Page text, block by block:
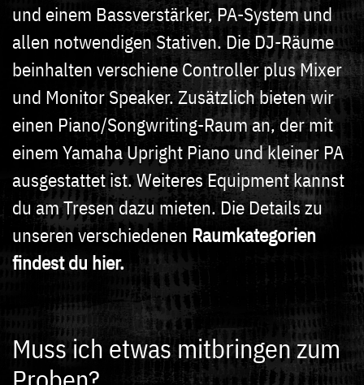
und einem Bassverstärker, PA-System und
allen notwendigen Stativen. Die DJ-Räume
beinhalten verschiene Controller plus Mixer
und Monitor Speaker. Zusätzlich bieten wir
einen Piano/Songwriting-Raum an, der mit
einem Yamaha Upright Piano und kleiner PA
ausgestattet ist. Weiteres Equipment kannst
du am Tresen dazu mieten. Die Details zu
unseren verschiedenen Raumkategorien
findest du hier.
Muss ich etwas mitbringen zum